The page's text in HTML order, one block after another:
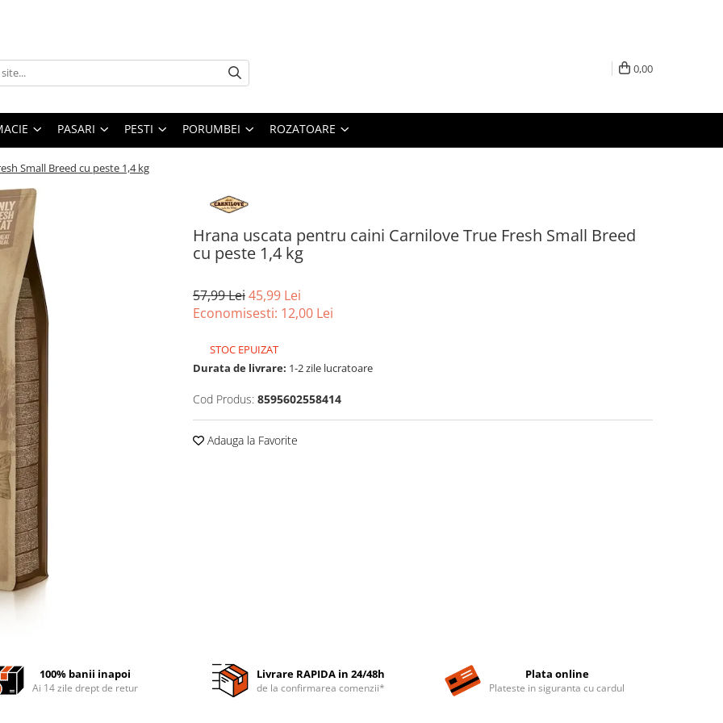
0,00
PASARI PESTI PORUMBEI ROZATOARE
Small Breed cu peste 1,4 kg
Hrana uscata pentru caini Carnilove True Fresh Small Breed
cu peste 1,4 kg
57,99 Lei45,99 Lei
Economisesti: 12,00 Lei
STOC EPUIZAT
Durata de livrare: 1-2 zile lucratoare
Cod Produs: 8595602558414
Adauga la Favorite
100% banii inapoi
Ai 14 zile drept de retur
Livrare RAPIDA in 24/48h
de la confirmarea comenzii*
Plata online
Plateste in siguranta cu cardul